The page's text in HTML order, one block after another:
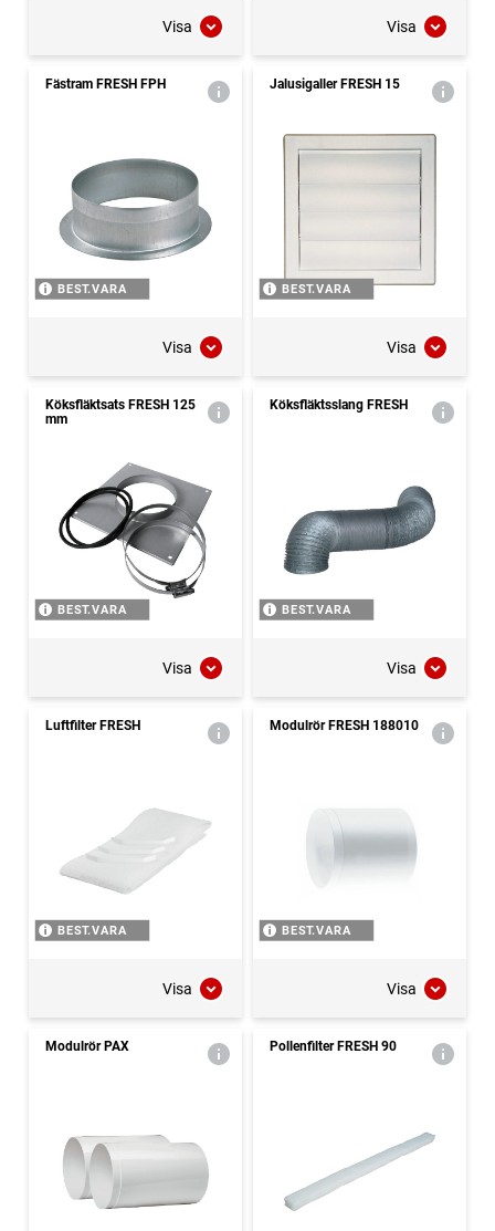
Visa Visa
Fästram FRESH FPH
BEST.VARA
Visa
Jalusigaller FRESH 15
BEST.VARA
Visa
Köksfläktsats FRESH 125
mm
BEST.VARA
Visa
Köksfläktsslang FRESH
BEST.VARA
Visa
Luftfilter FRESH
BEST.VARA
Visa
Modulrör FRESH 188010
BEST.VARA
Visa
Modulrör PAX Pollenfilter FRESH 90